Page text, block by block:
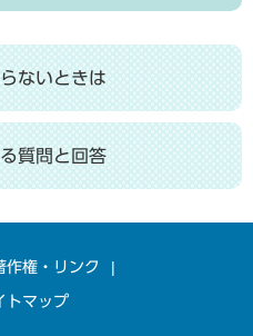
ないときは
質問と回答
作権・リンク
トマップ